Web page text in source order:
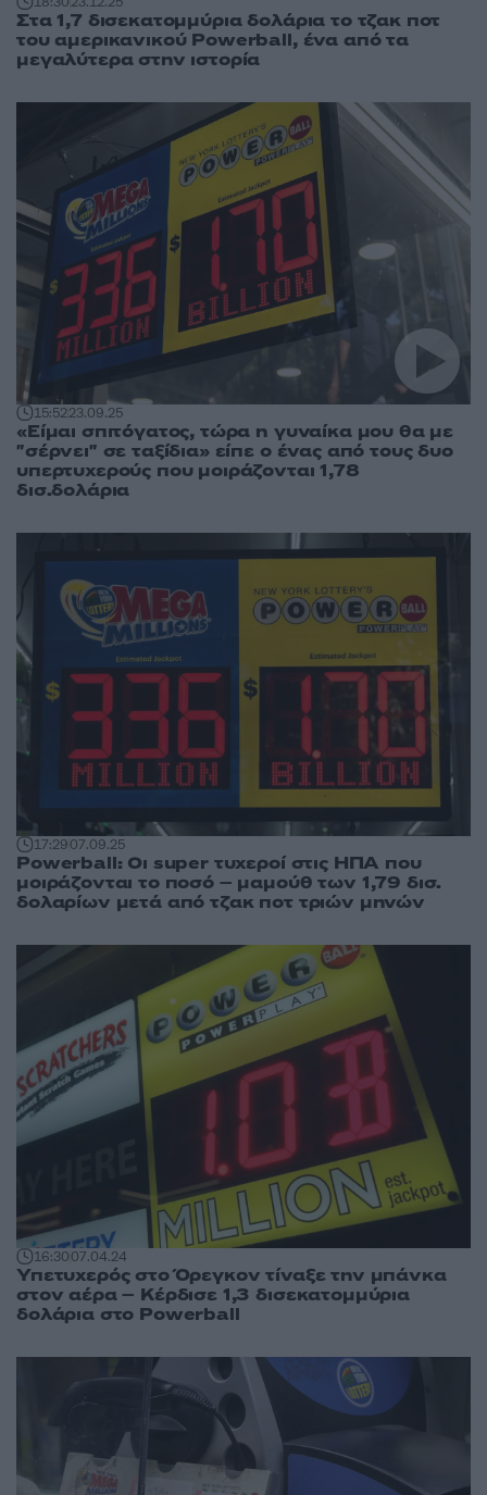
Στα 1,7 δισεκατομμύρια δολάρια το τζακ πoτ
του αμερικανικού Powerball, ένα από τα
μεγαλύτερα στην ιστορία
15:5223.09.25
«Είμαι σπιτόγατος, τώρα η γυναίκα μου θα με
"σέρνει" σε ταξίδια» είπε ο ένας από τους δυο
υπερτυχερούς που μοιράζονται 1,78
δισ.δολάρια
17:2907.09.25
Powerball: Οι super τυχεροί στις ΗΠΑ που
μοιράζονται το ποσό – μαμούθ των 1,79 δισ.
δολαρίων μετά από τζακ ποτ τριών μηνών
16:3007.04.24
Υπετυχερός στο Όρεγκον τίναξε την μπάνκα
στον αέρα – Κέρδισε 1,3 δισεκατομμύρια
δολάρια στο Powerball